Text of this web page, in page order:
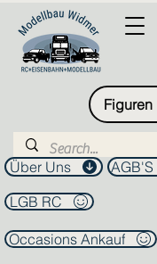
Figuren
Über Uns AGB'S
LGB RC
Occasions Ankauf